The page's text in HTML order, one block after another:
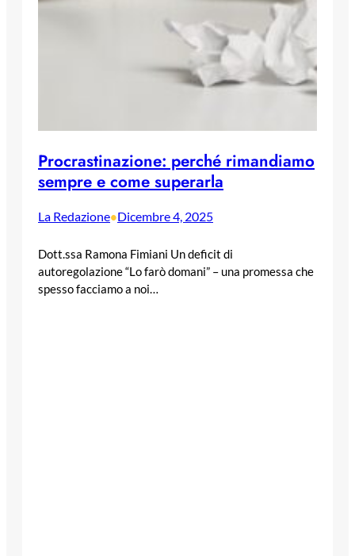
Procrastinazione: perché rimandiamo
sempre e come superarla
La Redazione•Dicembre 4, 2025
Dott.ssa Ramona Fimiani Un deficit di
autoregolazione “Lo farò domani” – una promessa che
spesso facciamo a noi…